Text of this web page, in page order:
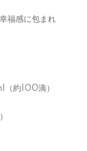
福感に包まれ
約100滴）